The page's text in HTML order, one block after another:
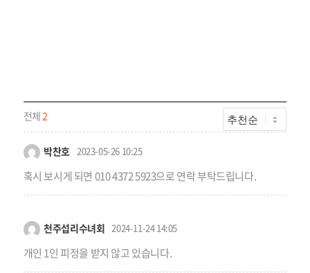
전체2
박찬호 2023-05-26 10:25
혹시 보시게 되면 010 4372 5923으로 연락 부탁드립니다.
천주섭리수녀회 2024-11-24 14:05
개인 1인 피정을 받지 않고 있습니다.